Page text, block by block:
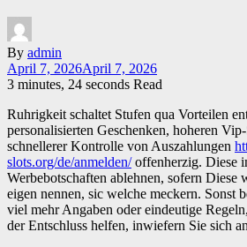
By admin
April 7, 2026April 7, 2026
3 minutes, 24 seconds Read
Ruhrigkeit schaltet Stufen qua Vorteilen
personalisierten Geschenken, hoheren
schnellerer Kontrolle von Auszahlungen
slots.org/de/anmelden/offenherzig. Diese
Werbebotschaften ablehnen, sofern Diese
eigen nennen, sic welche meckern. Sonst
viel mehr Angaben oder eindeutige
der Entschluss helfen, inwiefern Sie sich